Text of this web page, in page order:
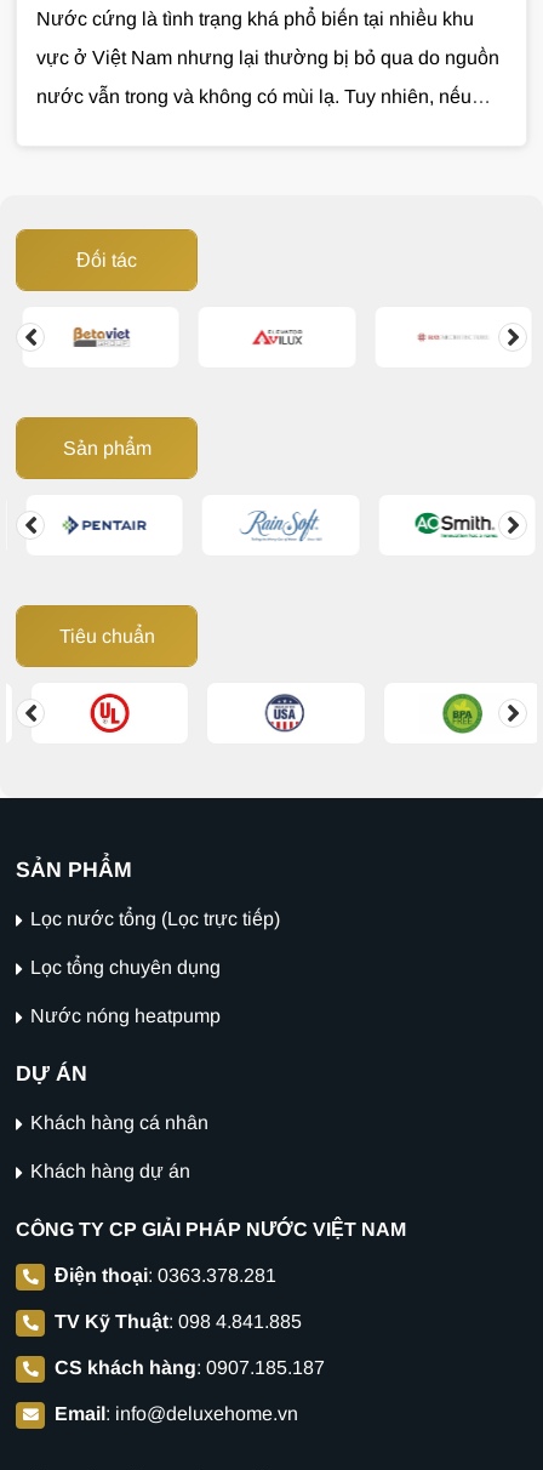
Nước cứng là tình trạng khá phổ biến tại nhiều khu
vực ở Việt Nam nhưng lại thường bị bỏ qua do nguồn
nước vẫn trong và không có mùi lạ. Tuy nhiên, nếu
như thế nào và đâu là giải pháp xử lý hiệu quả? Cùng
Giải Pháp Nướctìm hiểu trong bài viết dưới đây.
Đối tác
Sản phẩm
Tiêu chuẩn
CÔNG TY CP GIẢI PHÁP NƯỚC VIỆT NAM
Điện thoại: 0363.378.281
TV Kỹ Thuật: 098 4.841.885
CS khách hàng: 0907.185.187
Email: info@deluxehome.vn
SẢN PHẨM
Lọc nước tổng (Lọc trực tiếp)
Lọc tổng chuyên dụng
Nước nóng heatpump
DỰ ÁN
Khách hàng cá nhân
Khách hàng dự án